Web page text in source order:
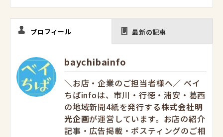
プロフィール 最新の記事
baychibainfo
＼お店・企業のご担当者様へ／ ベイ
ちばinfoは、市川・行徳・浦安・葛西
の地域新聞4紙を発行する株式会社明
光企画が運営しています。お店の紹介
記事・広告掲載・ポスティングのご相